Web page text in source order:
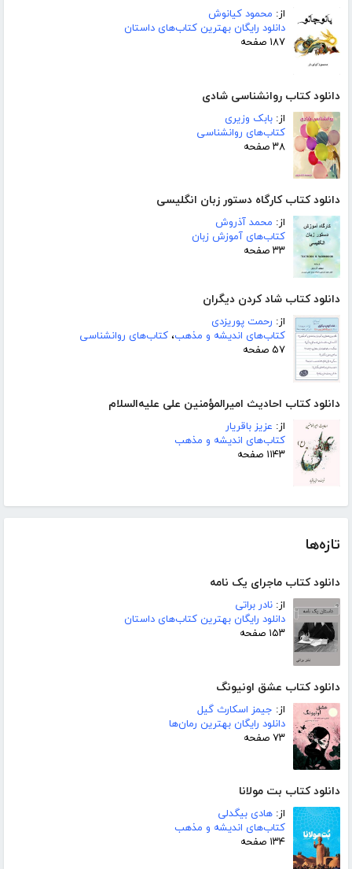
از: محمود کیانوش
دانلود رایگان بهترین کتاب‌های داستان
۱۸۷ صفحه
دانلود کتاب روانشناسی شادی
از: بابک وزیری
کتاب‌های روانشناسی
۳۸ صفحه
دانلود کتاب کارگاه دستور زبان انگلیسی
از: محمد آذروش
کتاب‌های آموزش زبان
۳۳ صفحه
دانلود کتاب شاد کردن دیگران
از: رحمت پوریزدی
کتاب‌های اندیشه و مذهب، کتاب‌های روانشناسی
۵۷ صفحه
دانلود کتاب احادیث امیرالمؤمنین علی علیه‌السلام
از: عزیز باقریار
کتاب‌های اندیشه و مذهب
۱۱۴۳ صفحه
تازه‌ها
دانلود کتاب ماجرای یک نامه
از: نادر براتی
دانلود رایگان بهترین کتاب‌های داستان
۱۵۳ صفحه
دانلود کتاب عشق اونیونگ
از: جیمز اسکارث گیل
دانلود رایگان بهترین رمان‌ها
۷۳ صفحه
دانلود کتاب بت مولانا
از: هادی بیگدلی
کتاب‌های اندیشه و مذهب
۱۳۴ صفحه